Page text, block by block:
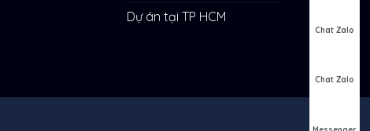
Dự án tại TP HCM
Chat Zalo
Chat Zalo